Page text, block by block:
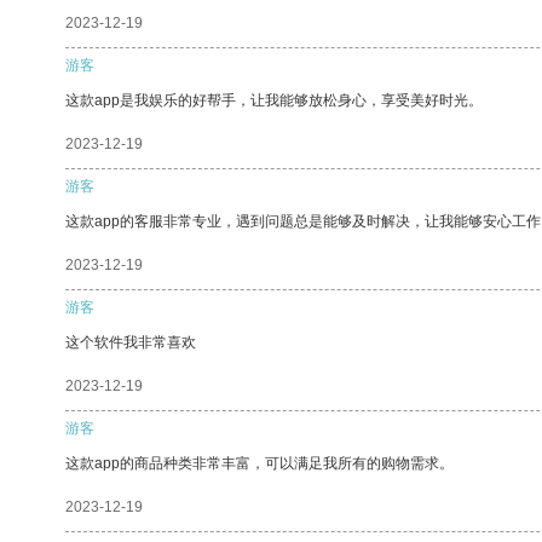
2023-12-19
游客
这款app是我娱乐的好帮手，让我能够放松身心，享受美好时光。
2023-12-19
游客
这款app的客服非常专业，遇到问题总是能够及时解决，让我能够安心工
2023-12-19
游客
这个软件我非常喜欢
2023-12-19
游客
这款app的商品种类非常丰富，可以满足我所有的购物需求。
2023-12-19